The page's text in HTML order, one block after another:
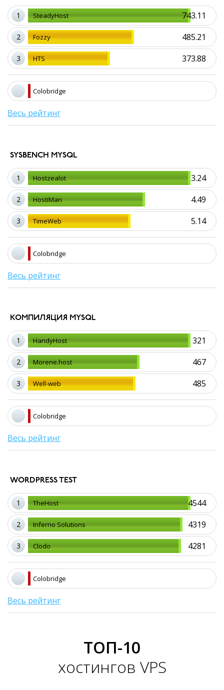
1 743.11
SteadyHost
2 485.21
Fozzy
3 373.88
HTS
Colobridge
Весь рейтинг
SYSBENCH MYSQL
1 3.24
Hostzealot
2 4.49
HostiMan
3 5.14
TimeWeb
Colobridge
Весь рейтинг
КОМПИЛЯЦИЯ MYSQL
1 321
HandyHost
2 467
Morene.host
3 485
Well-web
Colobridge
Весь рейтинг
WORDPRESS TEST
1 4544
TheHost
2 4319
Inferno Solutions
3 4281
Clodo
Colobridge
Весь рейтинг
ТОП-10
хостингов VPS